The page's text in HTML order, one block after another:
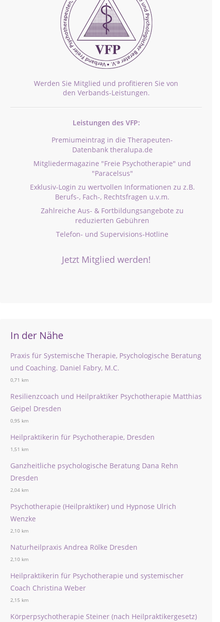
Werden Sie Mitglied und profitieren Sie von
den Verbands-Leistungen.
Leistungen des VFP:
Premiumeintrag in die Therapeuten-
Datenbank theralupa.de
Mitgliedermagazine "Freie Psychotherapie" und
"Paracelsus"
Exklusiv-Login zu wertvollen Informationen zu z.B.
Berufs-, Fach-, Rechtsfragen u.v.m.
Zahlreiche Aus- & Fortbildungsangebote zu
reduzierten Gebühren
Telefon- und Supervisions-Hotline
Jetzt Mitglied werden!
In der Nähe
Praxis für Systemische Therapie, Psychologische Beratung
und Coaching. Daniel Fabry, M.C.
0,71 km
Resilienzcoach und Heilpraktiker Psychotherapie Matthias
Geipel Dresden
0,95 km
Heilpraktikerin für Psychotherapie, Dresden
1,51 km
Ganzheitliche psychologische Beratung Dana Rehn
Dresden
2,04 km
Psychotherapie (Heilpraktiker) und Hypnose Ulrich
Wenzke
2,10 km
Naturheilpraxis Andrea Rölke Dresden
2,10 km
Heilpraktikerin für Psychotherapie und systemischer
Coach Christina Weber
2,15 km
Körperpsychotherapie Steiner (nach Heilpraktikergesetz)